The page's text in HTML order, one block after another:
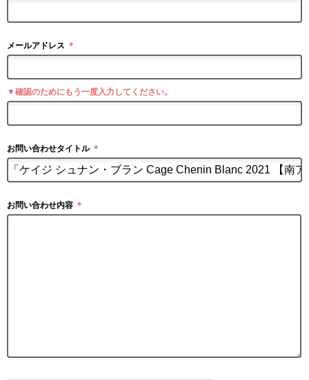
メールアドレス ＊
▼確認のためにもう一度入力してください。
お問い合わせタイトル ＊
お問い合わせ内容 ＊